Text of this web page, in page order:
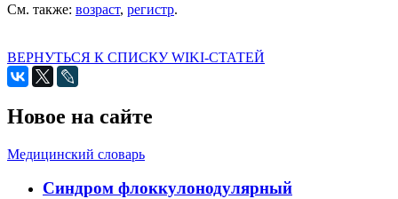
См. также: возраст, регистр.
ВЕРНУТЬСЯ К СПИСКУ WIKI-СТАТЕЙ
Новое на сайте
Медицинский словарь
Cиндром флоккулонодулярный